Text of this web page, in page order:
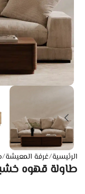
الرئيسية/غرفة المعيشة/
طاولة قهوه